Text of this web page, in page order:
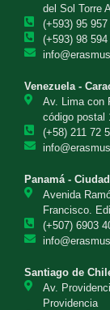
del Sol Torre
(+593) 95 957
(+593) 98 594
Venezuela -
Av. Lima con
código postal
(+58) 211 72
Panamá -
Avenida
Francisco.
(+507) 6903
Santiago de
Av.
Providencia